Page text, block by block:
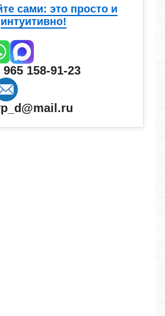
сами: это просто и
интуитивно!
965 158-91-23